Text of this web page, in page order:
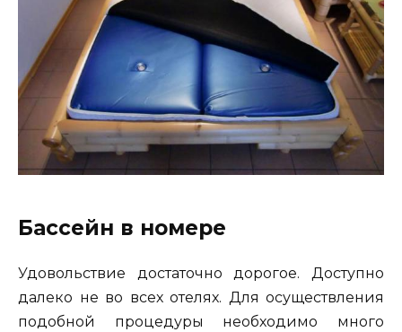
Бассейн в номере
Удовольствие достаточно дорогое. Доступно
далеко не во всех отелях. Для осуществления
подобной процедуры необходимо много